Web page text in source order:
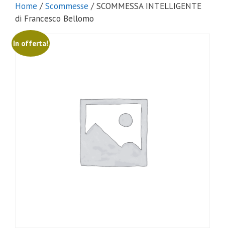
Home /Scommesse / SCOMMESSA INTELLIGENTE
di Francesco Bellomo
In offerta!